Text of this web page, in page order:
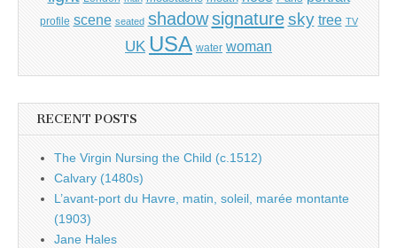
profile scene seated shadow signature sky tree TV
UK USA water woman
RECENT POSTS
The Virgin Nursing the Child (c.1512)
Calvary (1480s)
L’avant-port du Havre, matin, soleil, marée montante
(1903)
Jane Hales